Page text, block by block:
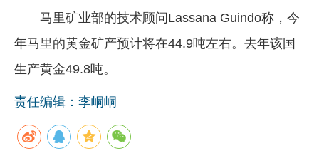
《资源再生》杂志
行情报价
马里矿业部的技术顾问Lassana Guindo称，今
年马里的黄金矿产预计将在44.9吨左右。去年该国
生产黄金49.8吨。
责任编辑：李峒峒